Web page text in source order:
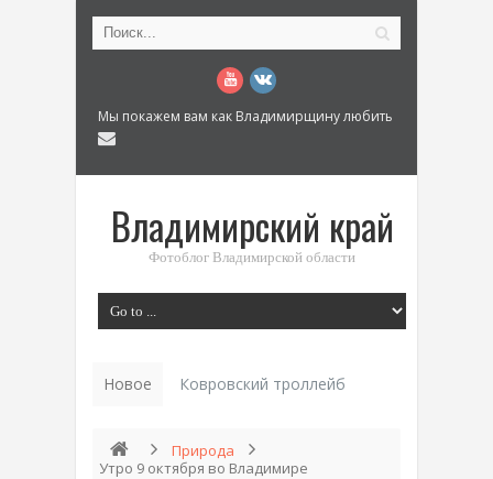
Мы покажем вам как Владимирщину любить
Владимирский край
Фотоблог Владимирской области
Новое Ковровский троллейбус: История
Природа
Утро 9 октября во Владимире